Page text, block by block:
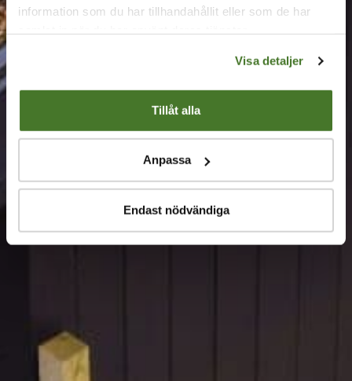
information som du har tillhandahållit eller som de har
Visa detaljer
Tillåt alla
Anpassa
Endast nödvändiga